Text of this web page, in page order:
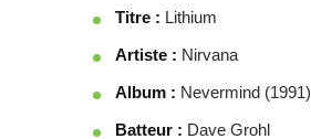
Titre : Lithium
Artiste : Nirvana
Album : Nevermind (1991)
Batteur : Dave Grohl